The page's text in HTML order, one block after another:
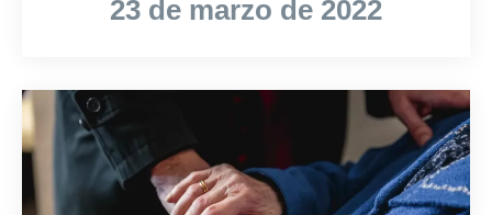
23 de marzo de 2022